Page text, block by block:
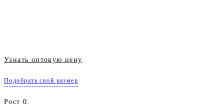
Узнать оптовую цену
Подобрать свой размер
Рост 0: